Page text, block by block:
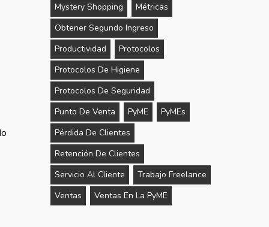
Mystery Shopping
Métricas
Obtener Segundo Ingreso
Productividad
Protocolos
Protocolos De Higiene
Protocolos De Seguridad
Punto De Venta
PyME
PyMEs
Pérdida De Clientes
Retención De Clientes
Servicio Al Cliente
Trabajo Freelance
Ventas
Ventas En La PyME